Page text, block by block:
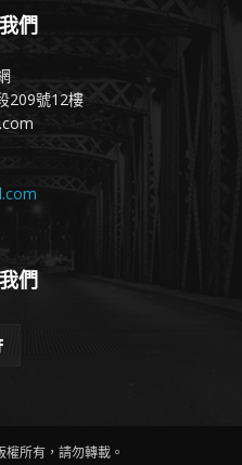
們
209號12樓
們
所有，請勿轉載。